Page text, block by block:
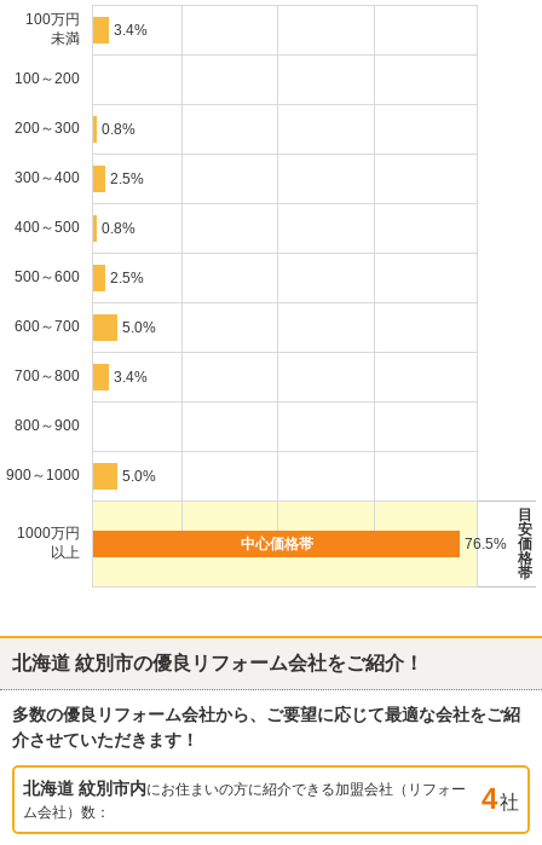
100万円
未満
3.4%
100～200
200～300 0.8%
300～400 2.5%
400～500 0.8%
500～600 2.5%
600～700 5.0%
700～800 3.4%
800～900
900～1000 5.0%
1000万円
以上
76.5%
目
安
価
格
帯
北海道 紋別市の優良リフォーム会社をご紹介！
多数の優良リフォーム会社から、ご要望に応じて最適な会社をご紹
介させていただきます！
北海道 紋別市内にお住まいの方に紹介できる加盟会社（リフォー
ム会社）数：
4社